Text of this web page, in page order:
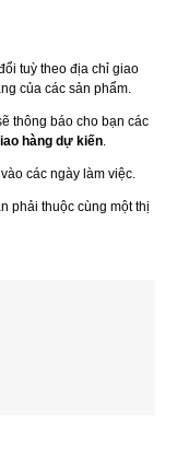
tuỳ theo địa chỉ giao
của các sản phẩm.
hàng dự kiến.
các ngày làm việc.
phải thuộc cùng một thị